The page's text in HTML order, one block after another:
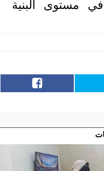
مستوى البنية